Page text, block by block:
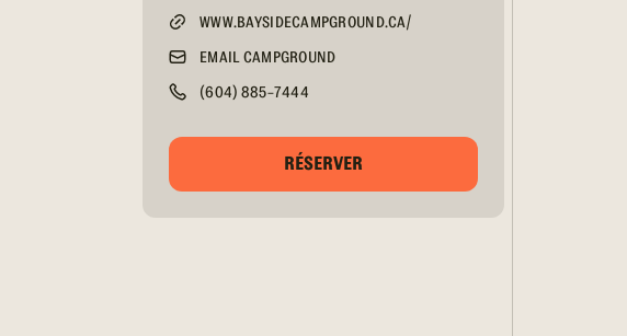
WWW.BAYSIDECAMPGROUND.CA/
EMAIL CAMPGROUND
(604) 885-7444
RÉSERVER